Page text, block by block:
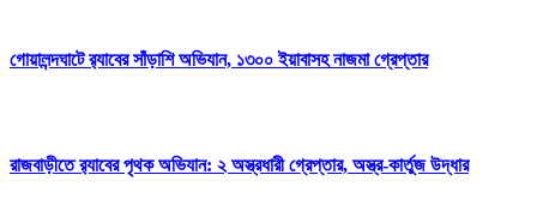
গোয়ালন্দঘাটে র‌্যাবের সাঁড়াশি অভিযান, ১৩০০ ইয়াবাসহ নাজমা গ্রেপ্তার
রাজবাড়ীতে র‌্যাবের পৃথক অভিযান: ২ অস্ত্রধারী গ্রেপ্তার, অস্ত্র-কার্তুজ উদ্ধার